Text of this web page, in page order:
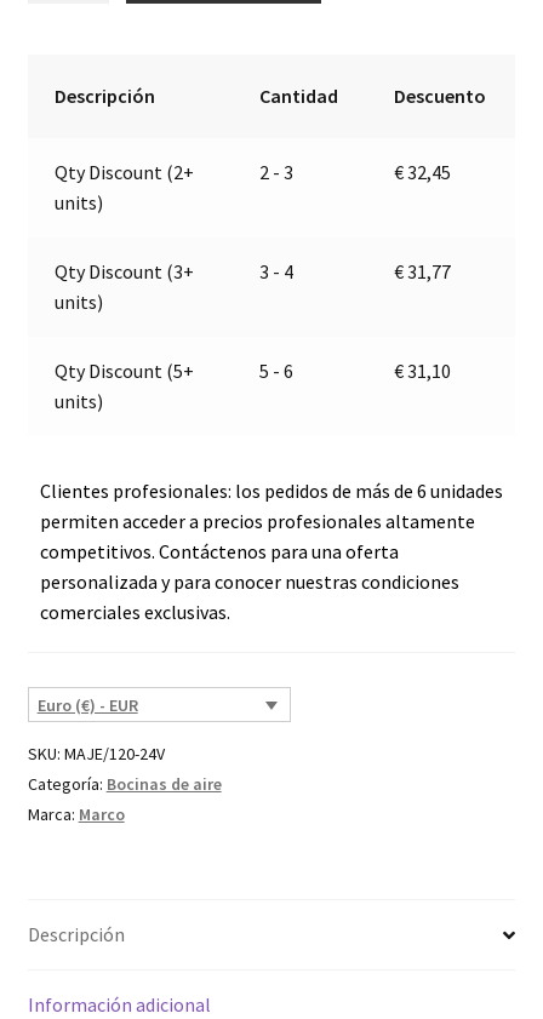
24V
110
120
Descripción Cantidad Descuento
Qty Discount (2+
units)
2 - 3 €32,45
Qty Discount (3+
units)
3 - 4 €31,77
Qty Discount (5+
units)
5 - 6 €31,10
Clientes profesionales: los pedidos de más de 6 unidades
permiten acceder a precios profesionales altamente
competitivos. Contáctenos para una oferta
personalizada y para conocer nuestras condiciones
comerciales exclusivas.
Euro (€) - EUR
SKU: MAJE/120-24V
Categoría: Bocinas de aire
Marca: Marco
Descripción
Información adicional